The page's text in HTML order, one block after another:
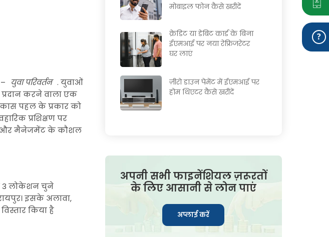
युवा परिवर्तन . युवाओं
करने वाला एक
पहल के प्रकार को
प्रशिक्षण पर
और मैनेजमेंट के कौशल
3 लोकेशन चुने
इसके अलावा,
किया है
मोबाइल फोन कैसे खरीदें
क्रेडिट या डेबिट कार्ड के बिना
ईएमआई पर नया रेफ्रिजरेटर
घर लाएं
ज़ीरो डाउन पेमेंट में ईएमआई पर
होम थिएटर कैसे खरीदें
अपनी सभी फाइनेंशियल ज़रूरतों
के लिए आसानी से लोन पाएं
अप्लाई करें